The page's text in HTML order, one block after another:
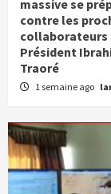
massive se
contre les
collaborateurs
Président
Traoré
1 semaine ago